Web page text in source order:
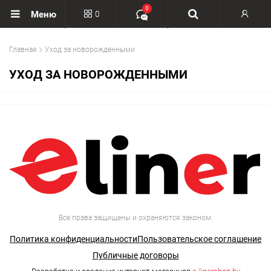
Меню 0
0
Главная Уход за новорожденными
УХОД ЗА НОВОРОЖДЕННЫМИ
Все права защищены и охраняются законом.
Политика конфиденциальностиПользовательское соглашение
Публичные договоры